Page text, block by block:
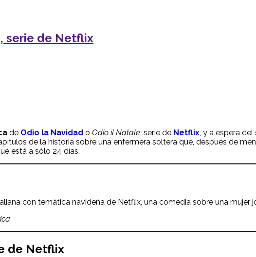
serie de Netflix
de Odio la Navidad o Odio il Natale , serie de Netflix , y a espera del
de la historia sobre una enfermera soltera que, después de
está a sólo 24 días.
con temática navideña de Netflix, una comedia sobre una mujer
de Netflix